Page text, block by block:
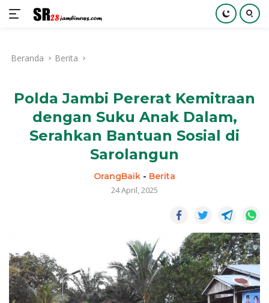
kontenBeranda Berita
Polda Jambi Pererat Kemitraan
dengan Suku Anak Dalam,
Serahkan Bantuan Sosial di
Sarolangun
OrangBaik - Berita
24 April, 2025